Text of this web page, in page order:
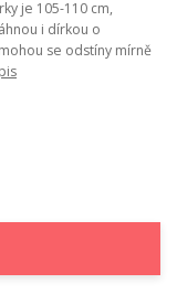
je 105-110 cm,
i dírkou o
se odstíny mírně